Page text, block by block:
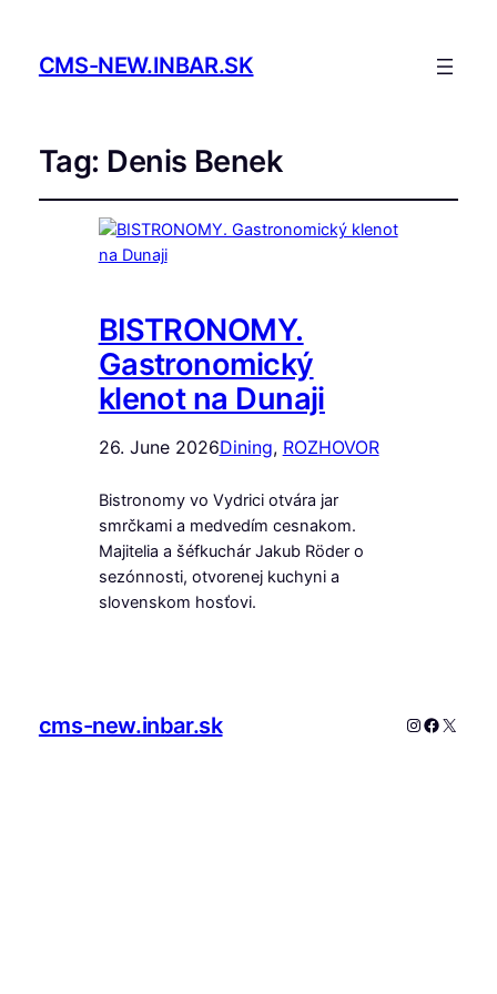
CMS-NEW.INBAR.SK
Tag: Denis Benek
BISTRONOMY.
Gastronomický
klenot na Dunaji
26. June 2026Dining, ROZHOVOR
Bistronomy vo Vydrici otvára jar
smrčkami a medvedím cesnakom.
Majitelia a šéfkuchár Jakub Röder o
sezónnosti, otvorenej kuchyni a
slovenskom hosťovi.
cms-new.inbar.sk Instagram
X